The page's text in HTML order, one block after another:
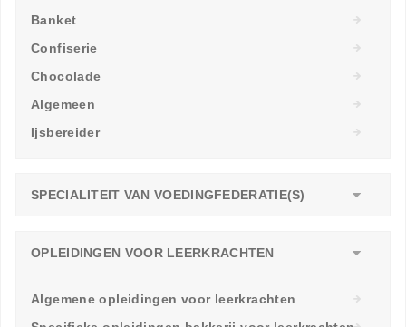
Banket
Confiserie
Chocolade
Algemeen
Ijsbereider
SPECIALITEIT VAN VOEDINGFEDERATIE(S)
OPLEIDINGEN VOOR LEERKRACHTEN
Algemene opleidingen voor leerkrachten